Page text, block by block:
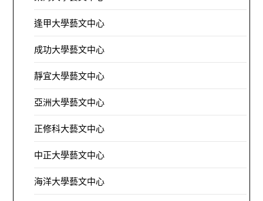
逢甲大學藝文中心
成功大學藝文中心
靜宜大學藝文中心
亞洲大學藝文中心
正修科大藝文中心
中正大學藝文中心
海洋大學藝文中心